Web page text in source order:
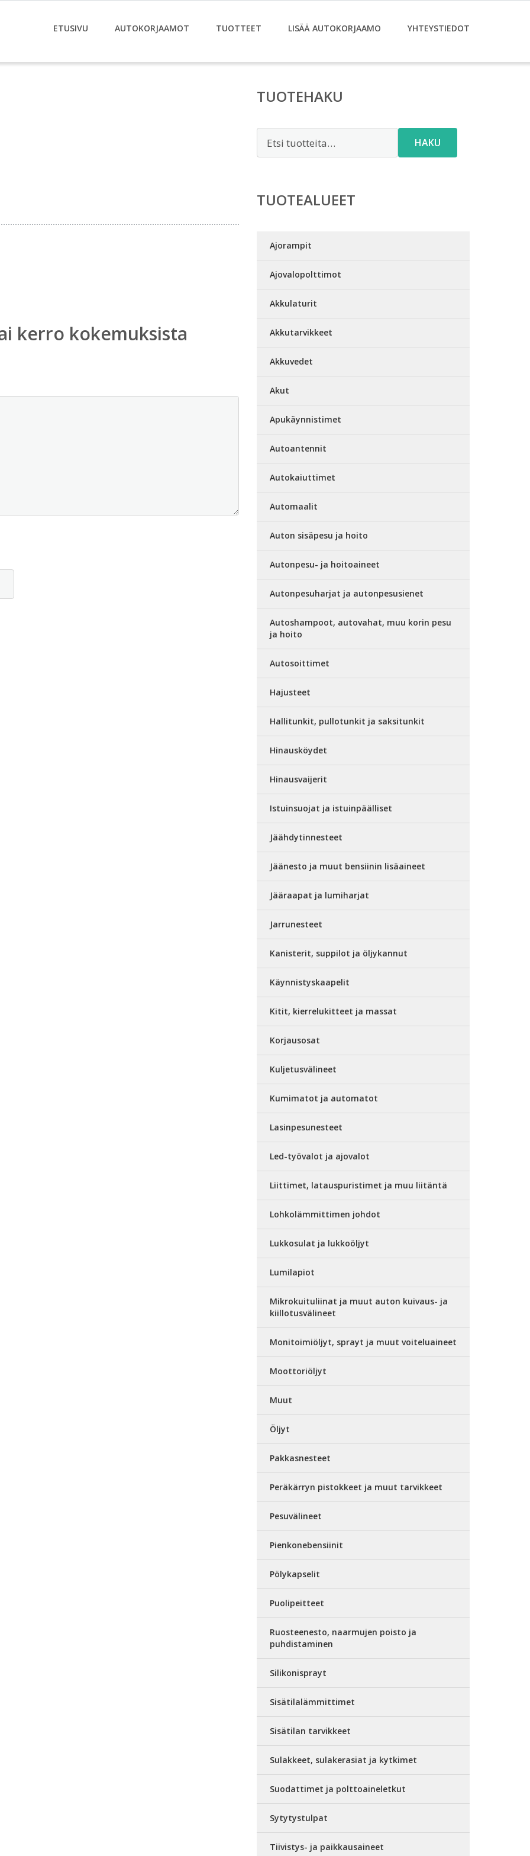
ETUSIVU AUTOKORJAAMOT TUOTTEET LISÄÄ AUTOKORJAAMO YHTEYSTIEDOT
kerro kokemuksista
TUOTEHAKU
HAKU
TUOTEALUEET
Ajorampit
Ajovalopolttimot
Akkulaturit
Akkutarvikkeet
Akkuvedet
Akut
Apukäynnistimet
Autoantennit
Autokaiuttimet
Automaalit
Auton sisäpesu ja hoito
Autonpesu- ja hoitoaineet
Autonpesuharjat ja autonpesusienet
Autoshampoot, autovahat, muu korin pesu
ja hoito
Autosoittimet
Hajusteet
Hallitunkit, pullotunkit ja saksitunkit
Hinausköydet
Hinausvaijerit
Istuinsuojat ja istuinpäälliset
Jäähdytinnesteet
Jäänesto ja muut bensiinin lisäaineet
Jääraapat ja lumiharjat
Jarrunesteet
Kanisterit, suppilot ja öljykannut
Käynnistyskaapelit
Kitit, kierrelukitteet ja massat
Korjausosat
Kuljetusvälineet
Kumimatot ja automatot
Lasinpesunesteet
Led-työvalot ja ajovalot
Liittimet, latauspuristimet ja muu liitäntä
Lohkolämmittimen johdot
Lukkosulat ja lukkoöljyt
Lumilapiot
Mikrokuituliinat ja muut auton kuivaus- ja
kiillotusvälineet
Monitoimiöljyt, sprayt ja muut voiteluaineet
Moottoriöljyt
Muut
Öljyt
Pakkasnesteet
Peräkärryn pistokkeet ja muut tarvikkeet
Pesuvälineet
Pienkonebensiinit
Pölykapselit
Puolipeitteet
Ruosteenesto, naarmujen poisto ja
puhdistaminen
Silikonisprayt
Sisätilalämmittimet
Sisätilan tarvikkeet
Sulakkeet, sulakerasiat ja kytkimet
Suodattimet ja polttoaineletkut
Sytytystulpat
Tiivistys- ja paikkausaineet